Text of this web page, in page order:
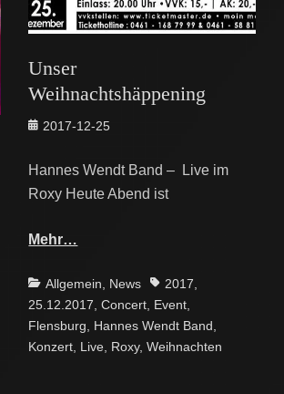
Unser
Weihnachtshäppening
Posted
2017-12-25
Hannes Wendt Band – Live im
Roxy Heute Abend ist
Mehr…
Categories
Allgemein News Tags2017
25.12.2017 ,Concert Event
Flensburg
Hannes Wendt Band
Konzert Live Roxy,Weihnachten